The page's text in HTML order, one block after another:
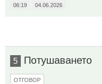
06:19 04.06.2026
5 Потушаването
ОТГОВОР